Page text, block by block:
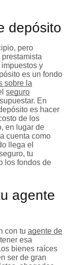
depósito
pero
y
es un fondo
sobre la
seguro
En
es hacer
de los
en lugar de
cuenta como
llega el
tu
los fondos de
agente
con tu agente de
esa
bienes raíces
ser de gran